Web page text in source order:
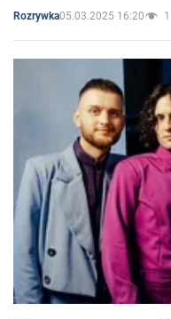
Rozrywka05.03.2025 16:20 1